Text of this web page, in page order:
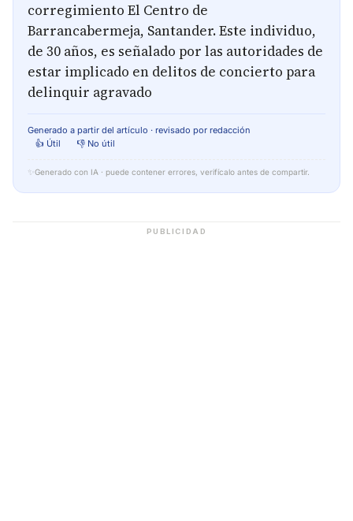
corregimiento El Centro de
Barrancabermeja, Santander. Este individuo,
de 30 años, es señalado por las autoridades de
estar implicado en delitos de concierto para
delinquir agravado
Generado a partir del artículo · revisado por redacción
👍 Útil
👎 No útil
✨ Generado con IA · puede contener errores, verifícalo antes de compartir.
PUBLICIDAD